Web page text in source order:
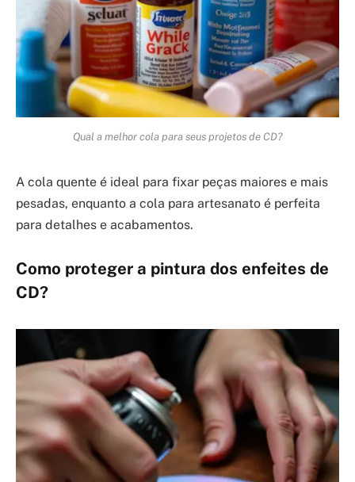
Qual a melhor cola para seus projetos de CD?
A cola quente é ideal para fixar peças maiores e mais
pesadas, enquanto a cola para artesanato é perfeita
para detalhes e acabamentos.
Como proteger a pintura dos enfeites de
CD?